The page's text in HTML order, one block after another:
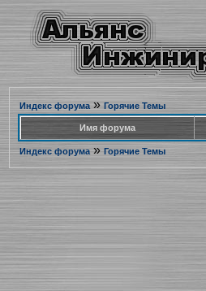
Индекс форума» Горячие Темы
Имя форума
Индекс форума» Горячие Темы